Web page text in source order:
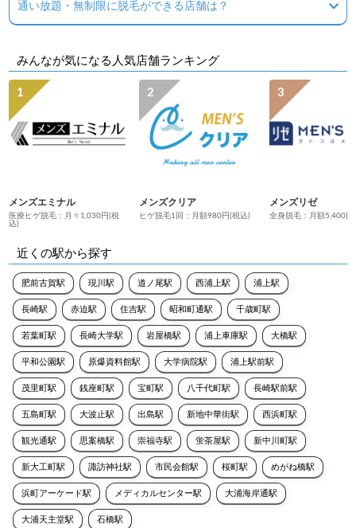
通い放題・無制限に脱毛ができる店舗は？
みんなが気になる人気店舗ランキング
メンズエミナル
医療ヒゲ脱毛：月々1,030円(税
込)
メンズクリア
ヒゲ脱毛1回：月額980円(税込)
メンズリゼ
全身脱毛：月額5,400円
近くの駅から探す
肥前古賀駅 現川駅 道ノ尾駅 西浦上駅 浦上駅
長崎駅 赤迫駅 住吉駅 昭和町通駅 千歳町駅
若葉町駅 長崎大学駅 岩屋橋駅 浦上車庫駅 大橋駅
平和公園駅 原爆資料館駅 大学病院駅 浦上駅前駅
茂里町駅 銭座町駅 宝町駅 八千代町駅 長崎駅前駅
五島町駅 大波止駅 出島駅 新地中華街駅 西浜町駅
観光通駅 思案橋駅 崇福寺駅 蛍茶屋駅 新中川町駅
新大工町駅 諏訪神社駅 市民会館駅 桜町駅 めがね橋駅
浜町アーケード駅 メディカルセンター駅 大浦海岸通駅
大浦天主堂駅 石橋駅